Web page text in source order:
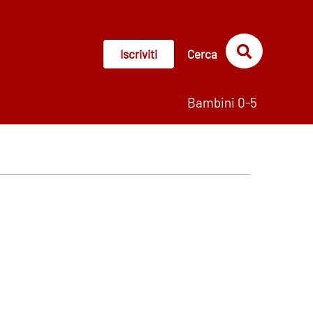
Iscriviti Cerca
Bambini 0-5